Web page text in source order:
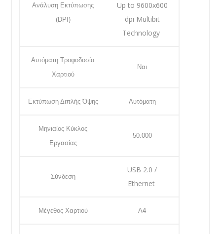
Ανάλυση Εκτύπωσης
(DPI)
Up to 9600x600
dpi Multibit
Technology
Αυτόματη Τροφοδοσία
Χαρτιού
Ναι
Εκτύπωση Διπλής Όψης Αυτόματη
Μηνιαίος Κύκλος
Εργασίας
50.000
Σύνδεση
USB 2.0 /
Ethernet
Μέγεθος Χαρτιού A4